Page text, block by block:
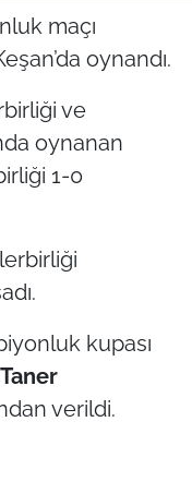
maçı
oynandı.
ve
oynanan
1-0
kupası
Taner
verildi.